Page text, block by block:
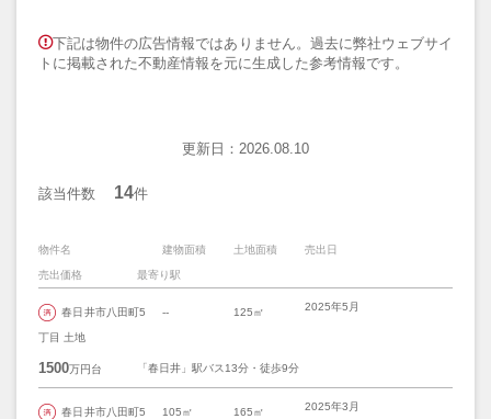
下記は物件の広告情報ではありません。過去に弊社ウェブサイ
トに掲載された不動産情報を元に生成した参考情報です。
更新日：2026.08.10
該当件数 14件
物件名 売出日
売出価格
建物面積 土地面積
最寄り駅
春日井市八田町5
丁目 土地
2025年5月
1500万円台
-- 125㎡
「春日井」駅バス13分・徒歩9分
春日井市八田町5 2025年3月
105㎡ 165㎡